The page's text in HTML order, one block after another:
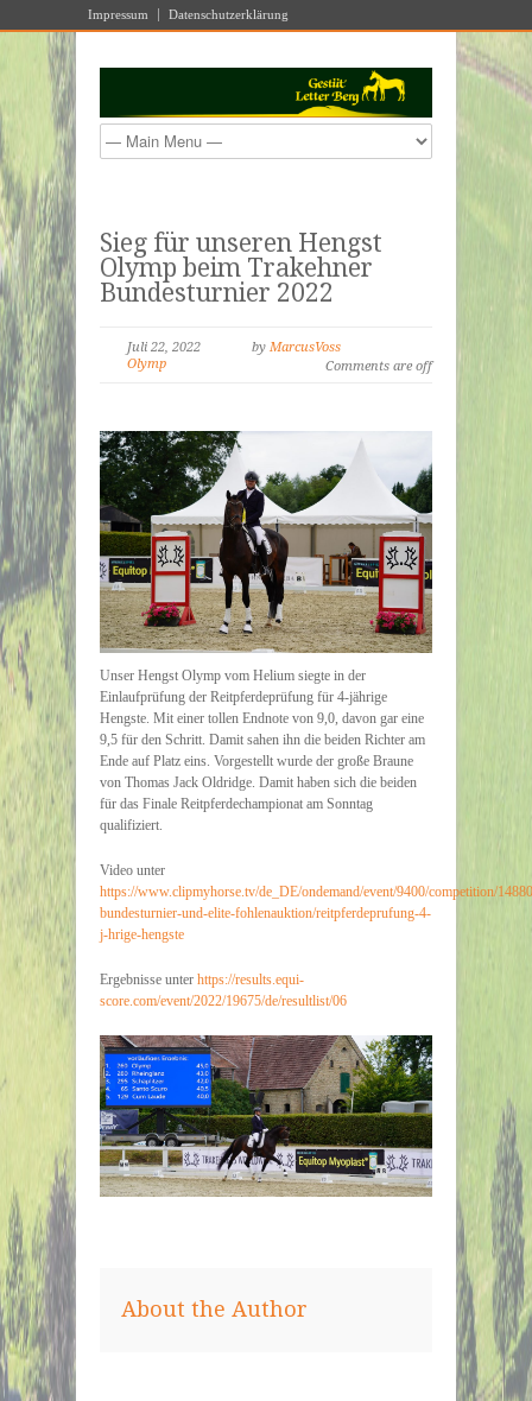
Impressum Datenschutzerklärung
Sieg für unseren Hengst
Olymp beim Trakehner
Bundesturnier 2022
Juli 22, 2022 by MarcusVoss
Olymp
Comments are off
Unser Hengst Olymp vom Helium siegte in der
Einlaufprüfung der Reitpferdeprüfung für 4-jährige
Hengste. Mit einer tollen Endnote von 9,0, davon gar eine
9,5 für den Schritt. Damit sahen ihn die beiden Richter am
Ende auf Platz eins. Vorgestellt wurde der große Braune
von Thomas Jack Oldridge. Damit haben sich die beiden
für das Finale Reitpferdechampionat am Sonntag
qualifiziert.
Video unter
https://www.clipmyhorse.tv/de_DE/ondemand/event/9400/competition/
bundesturnier-und-elite-fohlenauktion/reitpferdeprufung-4-
j-hrige-hengste
Ergebnisse unter https://results.equi-
score.com/event/2022/19675/de/resultlist/06
About the Author